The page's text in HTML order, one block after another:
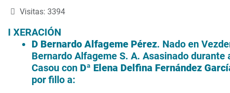
Visitas: 3394
I XERACIÓN
D Bernardo Alfageme Pérez. Nado en
Bernardo Alfageme S. A. Asasinado
Casou con Dª Elena Delfina Fernández
por fillo a: